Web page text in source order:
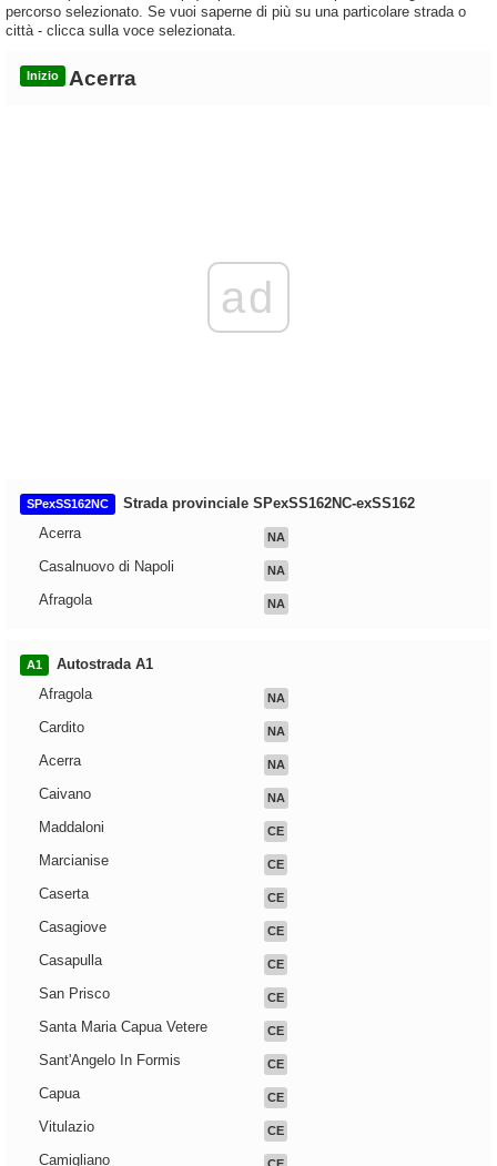
percorso selezionato. Se vuoi saperne di più su una particolare strada o
città - clicca sulla voce selezionata.
Inizio Acerra
ad
SPexSS162NC
Strada provinciale SPexSS162NC-exSS162
Acerra
NA
Casalnuovo di Napoli NA
Afragola NA
A1
Autostrada A1
Afragola
NA
Cardito NA
Acerra NA
Caivano NA
Maddaloni CE
Marcianise CE
Caserta CE
Casagiove CE
Casapulla CE
San Prisco CE
Santa Maria Capua Vetere CE
Sant'Angelo In Formis CE
Capua CE
Vitulazio CE
Camigliano